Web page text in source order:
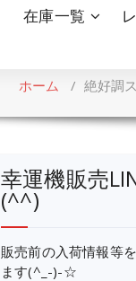
在庫一覧
ホーム / 絶好調
幸運機販売
(^^)
販売前の入荷情報等
ます(^_-)-☆